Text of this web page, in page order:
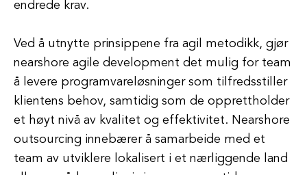
endrede krav.
Ved å utnytte prinsippene fra agil metodikk, gjør
nearshore agile development det mulig for team
å levere programvareløsninger som tilfredsstiller
klientens behov, samtidig som de opprettholder
et høyt nivå av kvalitet og effektivitet. Nearshore
outsourcing innebærer å samarbeide med et
team av utviklere lokalisert i et nærliggende land